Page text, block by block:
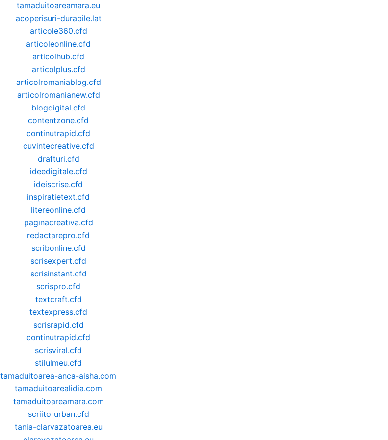
tamaduitoareamara.eu
acoperisuri-durabile.lat
articole360.cfd
articoleonline.cfd
articolhub.cfd
articolplus.cfd
articolromaniablog.cfd
articolromanianew.cfd
blogdigital.cfd
contentzone.cfd
continutrapid.cfd
cuvintecreative.cfd
drafturi.cfd
ideedigitale.cfd
ideiscrise.cfd
inspiratietext.cfd
litereonline.cfd
paginacreativa.cfd
redactarepro.cfd
scribonline.cfd
scrisexpert.cfd
scrisinstant.cfd
scrispro.cfd
textcraft.cfd
textexpress.cfd
scrisrapid.cfd
continutrapid.cfd
scrisviral.cfd
stilulmeu.cfd
tamaduitoarea-anca-aisha.com
tamaduitoarealidia.com
tamaduitoareamara.com
scriitorurban.cfd
tania-clarvazatoarea.eu